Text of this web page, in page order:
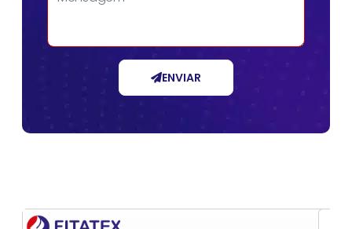
ENVIAR